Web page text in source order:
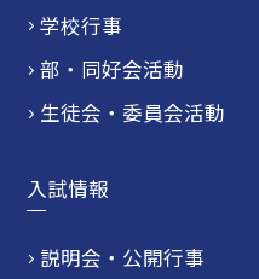
学校行事
部・同好会活動
生徒会・委員会活動
入試情報
説明会・公開行事